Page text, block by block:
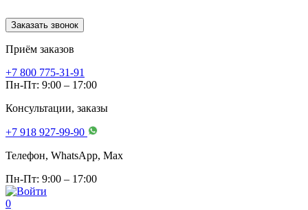
Заказать звонок
Приём заказов
+7 800 775-31-91
Пн-Пт: 9:00 – 17:00
Консультации, заказы
+7 918 927-99-90
Телефон, WhatsApp, Мах
Пн-Пт: 9:00 – 17:00
0